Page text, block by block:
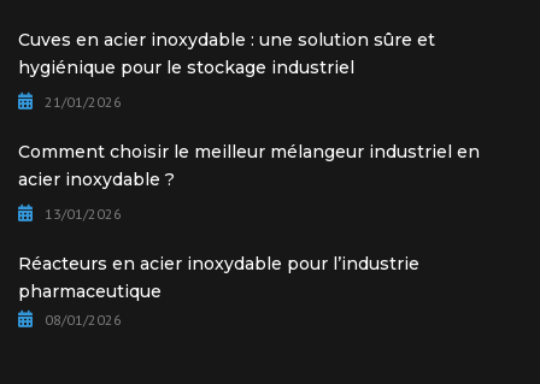
Cuves en acier inoxydable : une solution sûre et
hygiénique pour le stockage industriel
21/01/2026
Comment choisir le meilleur mélangeur industriel en
acier inoxydable ?
13/01/2026
Réacteurs en acier inoxydable pour l’industrie
pharmaceutique
08/01/2026